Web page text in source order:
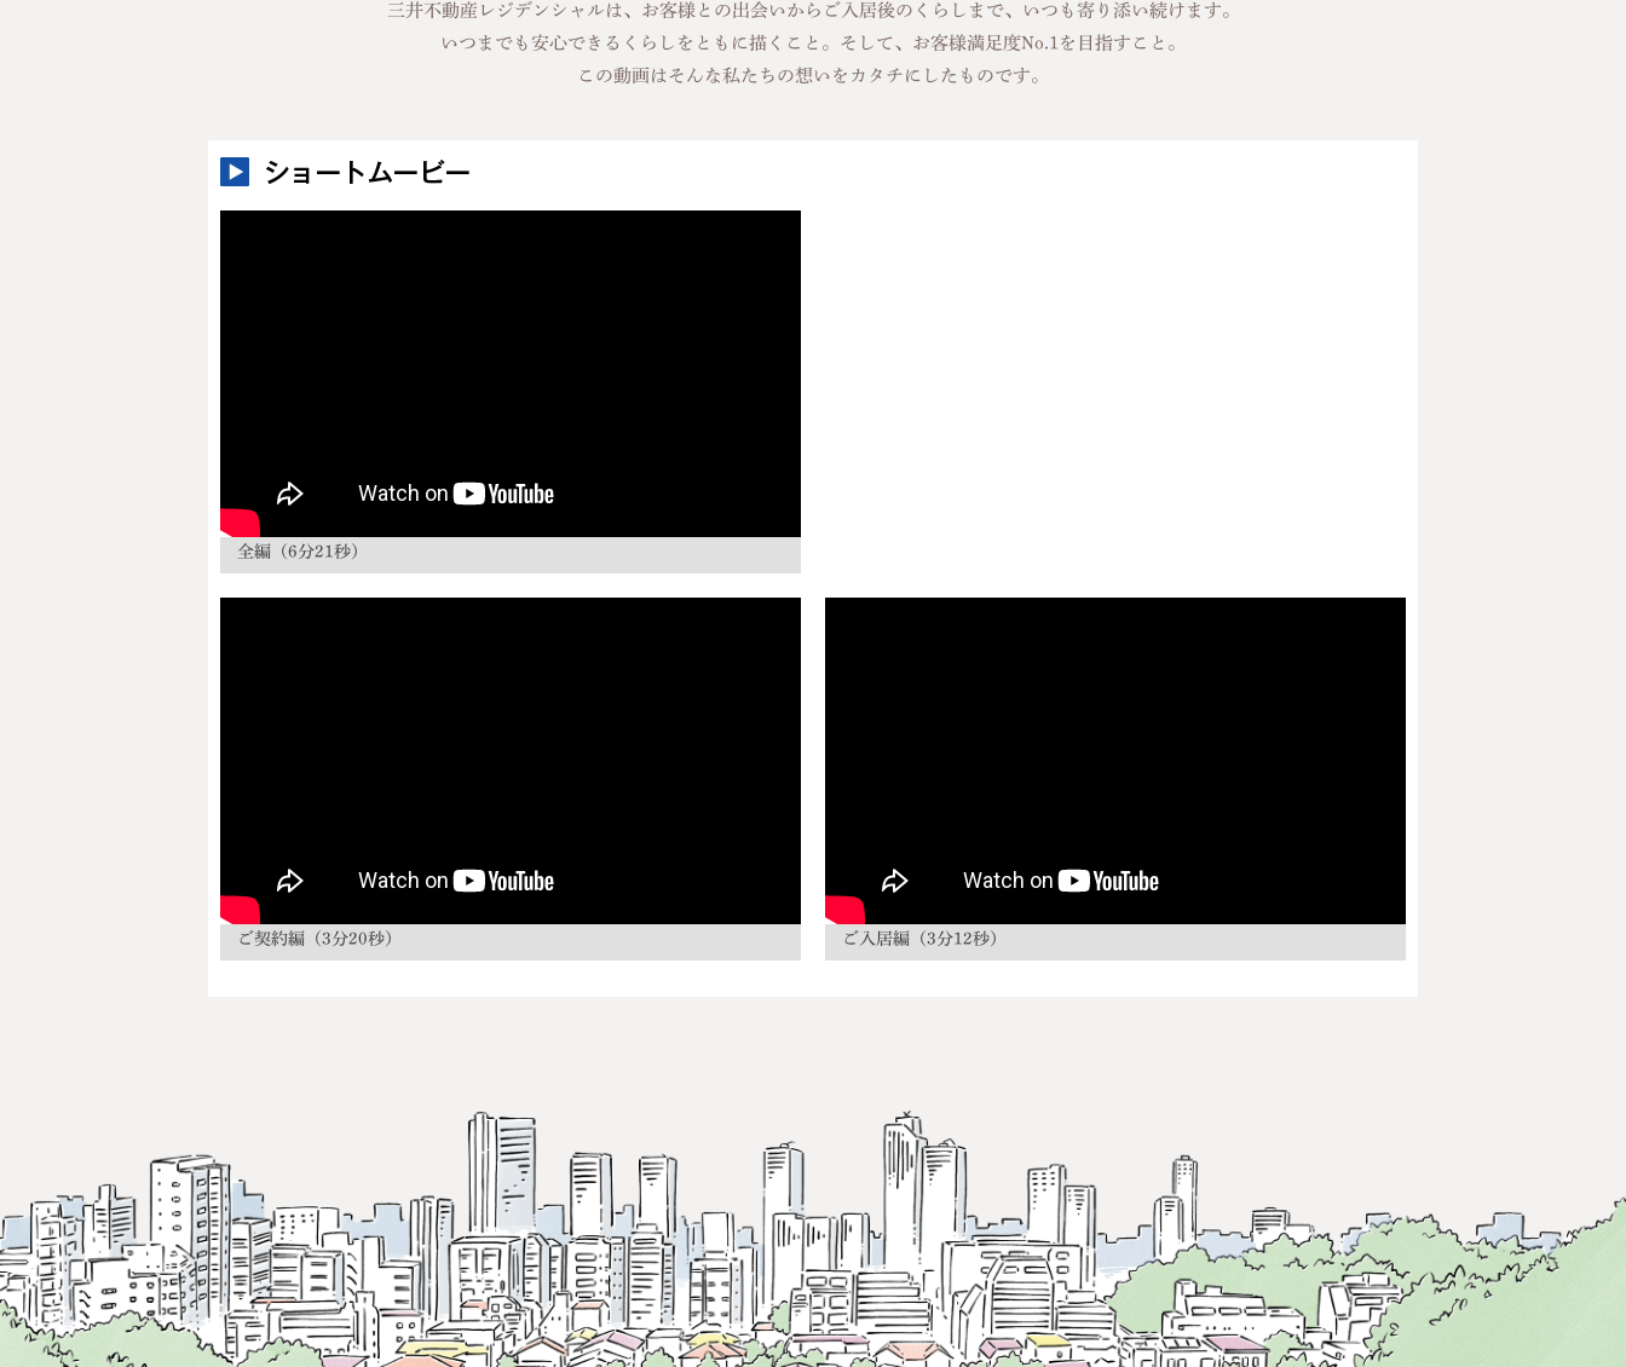
三井不動産レジデンシャルは、お客様との出会いからご入居後のくらしまで、いつも寄り添い続けます。
いつまでも安心できるくらしをともに描くこと。そして、お客様満足度No.1を目指すこと。
この動画はそんな私たちの想いをカタチにしたものです。
全編（6分21秒）
ご契約編（3分20秒） ご入居編（3分12秒）